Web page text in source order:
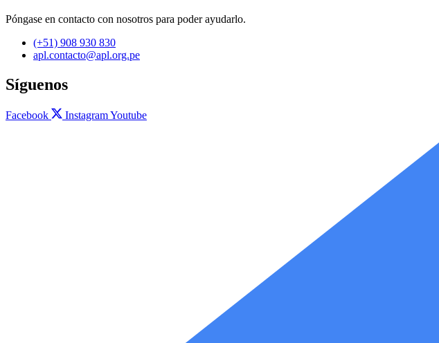
Póngase en contacto con nosotros para poder ayudarlo.
(+51) 908 930 830
apl.contacto@apl.org.pe
Síguenos
Facebook InstagramYoutube